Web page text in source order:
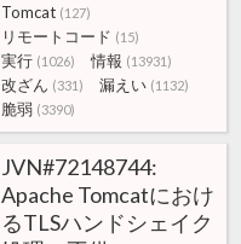
Tomcat (127)
リモートコード (15)
実行 (1026) 情報 (13931)
改ざん (331) 漏えい (1132)
脆弱 (3390)
JVN#72148744:
Apache Tomcatにおけ
るTLSハンドシェイク